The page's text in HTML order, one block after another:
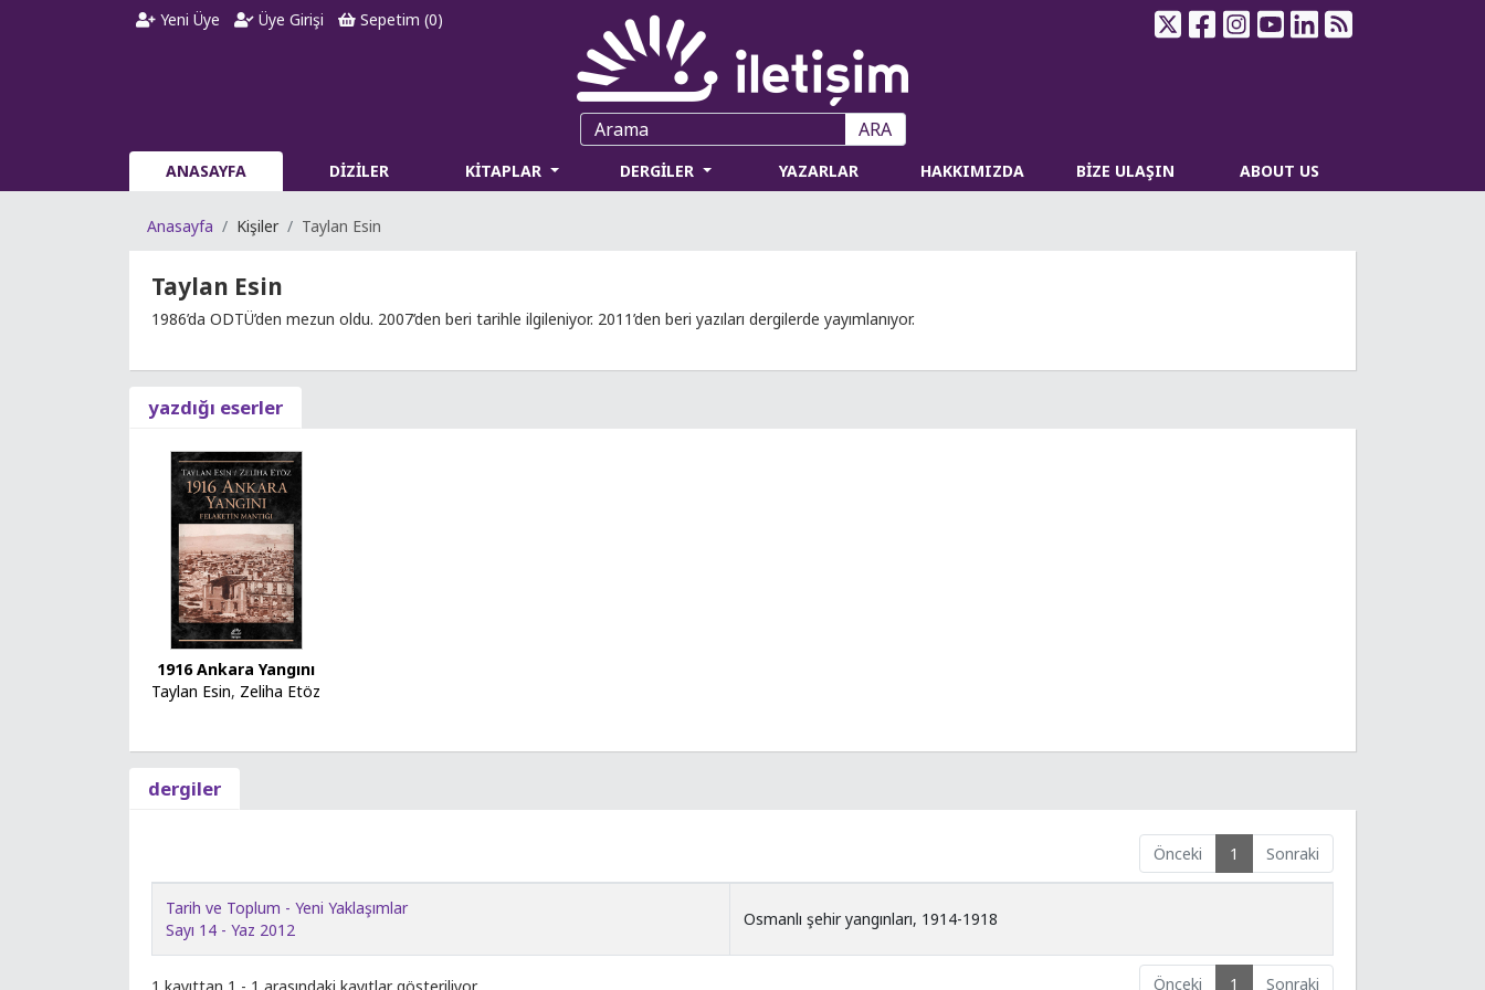
Yeni Üye Üye Girişi Sepetim (0)
ARA
ANASAYFA DİZİLER KİTAPLAR DERGİLER YAZARLAR HAKKIMIZDA BİZE ULAŞIN ABOUT US
Anasayfa Kişiler Taylan Esin
Taylan Esin
1986’da ODTÜ’den mezun oldu. 2007’den beri tarihle ilgileniyor. 2011’den beri yazıları dergilerde yayımlanıyor.
yazdığı eserler
1916 Ankara Yangını
Taylan Esin, Zeliha Etöz
dergiler
Önceki 1 Sonraki
Tarih ve Toplum - Yeni Yaklaşımlar
Sayı 14 - Yaz 2012
Osmanlı şehir yangınları, 1914-1918
1 kayıttan 1 - 1 arasındaki kayıtlar gösteriliyor Önceki 1 Sonraki